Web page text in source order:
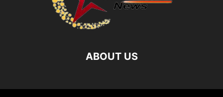
ABOUT US